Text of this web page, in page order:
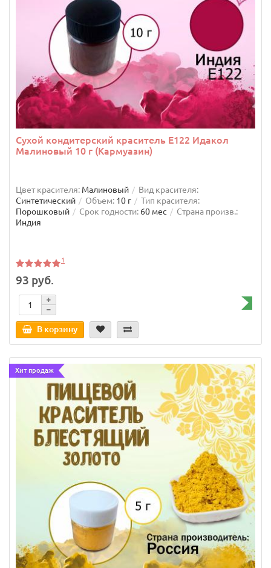
Сухой кондитерский краситель E122 Идакол
Малиновый 10 г (Кармуазин)
Цвет красителя: Малиновый
Вид красителя:
Синтетический
Объем: 10 г
Тип красителя:
Порошковый
Срок годности: 60 мес
Страна произв.:
Индия
1
93 руб.
В корзину
Хит продаж